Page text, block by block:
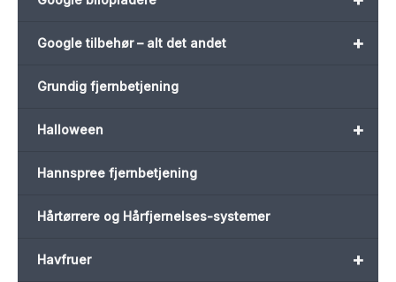
+
Google tilbehør – alt det andet
Grundig fjernbetjening
+
Halloween
Hannspree fjernbetjening
Hårtørrere og Hårfjernelses-systemer
+
Havfruer